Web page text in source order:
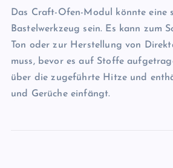
Das Craft-Ofen-Modul könnte eine
Bastelwerkzeug sein. Es kann zum
Ton oder zur Herstellung von
muss, bevor es auf Stoffe
über die zugeführte Hitze und
und Gerüche einfängt.